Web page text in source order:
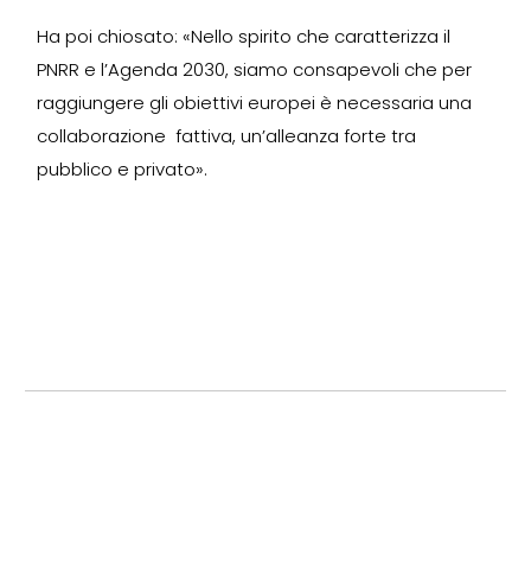
Ha poi chiosato: «Nello spirito che caratterizza il
PNRR e l’Agenda 2030, siamo consapevoli che per
raggiungere gli obiettivi europei è necessaria una
collaborazione fattiva, un’alleanza forte tra
pubblico e privato».